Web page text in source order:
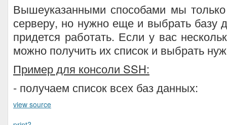
Вышеуказанными способами мы
серверу, но нужно еще и выбрать базу
придется работать. Если у вас
можно получить их список и выбрать
Пример для консоли SSH:
- получаем список всех баз данных:
view source